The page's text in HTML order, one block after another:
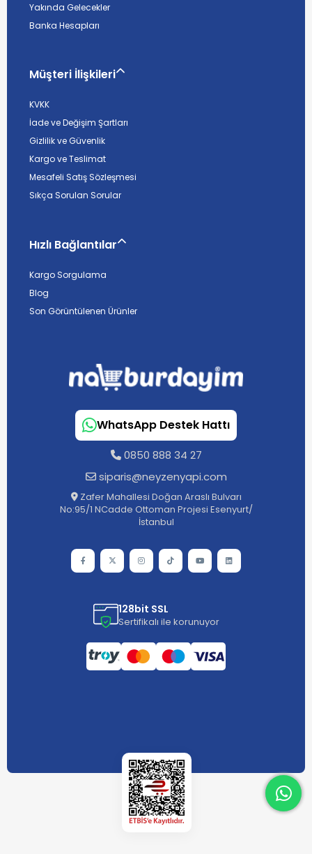
Yakında Gelecekler
Banka Hesapları
Müşteri İlişkileri
KVKK
İade ve Değişim Şartları
Gizlilik ve Güvenlik
Kargo ve Teslimat
Mesafeli Satış Sözleşmesi
Sıkça Sorulan Sorular
Hızlı Bağlantılar
Kargo Sorgulama
Blog
Son Görüntülenen Ürünler
WhatsApp Destek Hattı
0850 888 34 27
siparis@neyzenyapi.com
Zafer Mahallesi Doğan Araslı Bulvarı
No:95/1 NCadde Ottoman Projesi Esenyurt/
İstanbul
128bit SSL
Sertifikalı ile korunuyor